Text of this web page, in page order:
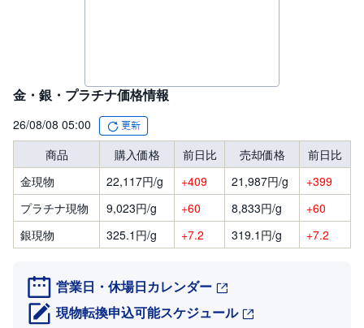
株
6
5)
店
頭
C
F
D
S
セ
キ
ュ
リ
テ
金・銀・プラチナ価格情報
26/08/08 05:00
商品
購入価格 前日比 売却価格
前日比
金現物
22,117円/g +409 21,987円/g
+399
プラチナ現物
9,023円/g +60 8,833円/g
+60
銀現物
325.1円/g +7.2 319.1円/g +7.2
営業日・休場日カレンダー
現物転換申込可能スケジュール